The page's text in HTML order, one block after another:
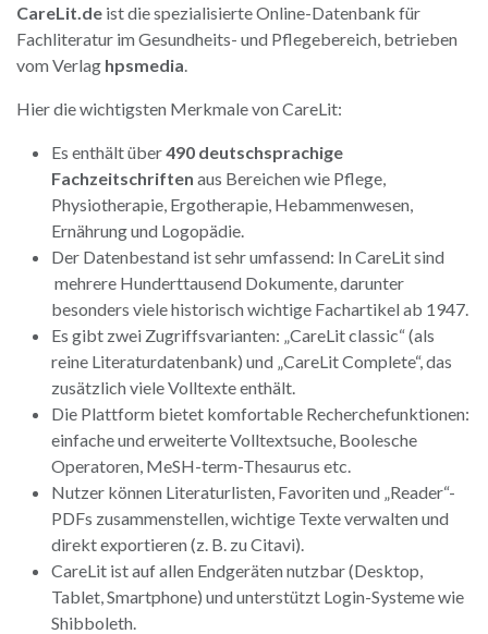
CareLit.de ist die spezialisierte Online-Datenbank für
Fachliteratur im Gesundheits- und Pflegebereich, betrieben
vom Verlag hpsmedia
Hier die wichtigsten Merkmale von CareLit:
Es enthält über490 deutschsprachige
Fachzeitschriften aus Bereichen wie Pflege,
Physiotherapie, Ergotherapie, Hebammenwesen,
Ernährung und Logopädie.
Der Datenbestand ist sehr umfassend: In CareLit sind
mehrere Hunderttausend Dokumente, darunter
besonders viele historisch wichtige Fachartikel ab 1947.
Es gibt zwei Zugriffsvarianten: „CareLit classic“ (als
reine Literaturdatenbank) und „CareLit Complete“, das
zusätzlich viele Volltexte enthält.
Die Plattform bietet komfortable Recherchefunktionen:
einfache und erweiterte Volltextsuche, Boolesche
Operatoren, MeSH-term-Thesaurus etc.
Nutzer können Literaturlisten, Favoriten und „Reader“-
PDFs zusammenstellen, wichtige Texte verwalten und
direkt exportieren (z. B. zu Citavi).
CareLit ist auf allen Endgeräten nutzbar (Desktop,
Tablet, Smartphone) und unterstützt Login-Systeme wie
Shibboleth.